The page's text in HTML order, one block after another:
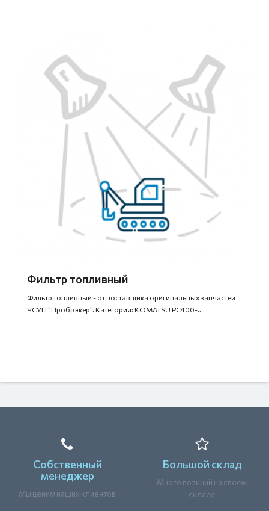
Фильтр топливный
Фильтр топливный - от поставщика оригинальных запчастей
ЧСУП "Пробрэкер". Категория: KOMATSU PC400-..
Собственный
менеджер
Мы ценим наших клиентов
Большой склад
Много позиций на своем
складе